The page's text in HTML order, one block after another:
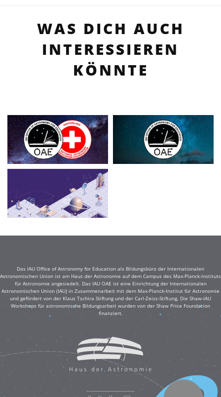
WAS DICH AUCH
INTERESSIEREN
KÖNNTE
Das IAU Office of Astronomy for Education als Bildungsbüro der Internationalen
Astronomischen Union ist am Haus der Astronomie auf dem Campus des Max-Planck-Instituts
für Astronomie angesiedelt. Das IAU OAE ist eine Einrichtung der Internationalen
Astronomischen Union (IAU) in Zusammenarbeit mit dem Max-Planck-Institut für Astronomie
und gefördert von der Klaus Tschira Stiftung und der Carl-Zeiss-Stiftung. Die Shaw-IAU
Workshops für astronomische Bildungsarbeit wurden von der Shaw Price Foundation
finanziert.